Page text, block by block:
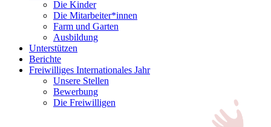
Die Kinder
Die Mitarbeiter*innen
Farm und Garten
Ausbildung
Unterstützen
Berichte
Freiwilliges Internationales Jahr
Unsere Stellen
Bewerbung
Die Freiwilligen